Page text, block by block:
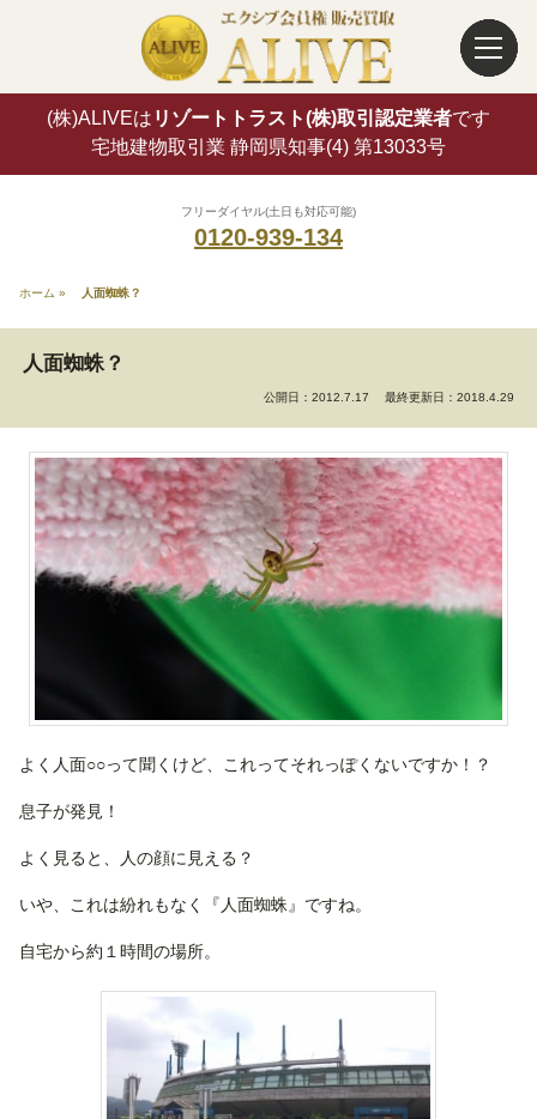
(株)ALIVEは リゾートトラスト(株)取引認定業者です
宅地建物取引業 静岡県知事(4) 第13033号
フリーダイヤル(土日も対応可能)
0120-939-134
ホーム » 人面蜘蛛？
人面蜘蛛？
公開日：2012.7.17 最終更新日：2018.4.29
よく人面○○って聞くけど、これってそれっぽくないですか！？
息子が発見！
よく見ると、人の顔に見える？
いや、これは紛れもなく『人面蜘蛛』ですね。
自宅から約１時間の場所。